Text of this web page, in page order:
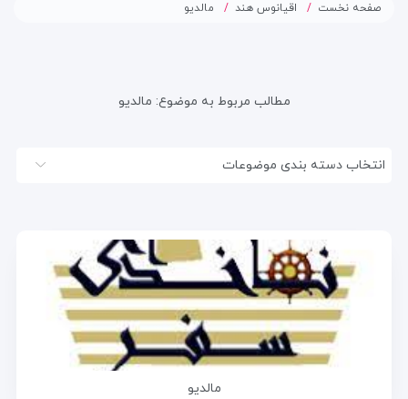
صفحه نخست اقیانوس هند مالدیو
مطالب مربوط به موضوع: مالدیو
انتخاب دسته بندی موضوعات
مالدیو